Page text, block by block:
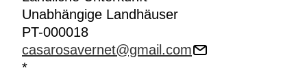
Unabhängige Landhäuser
PT-000018
casarosavernet@gmail.com
*